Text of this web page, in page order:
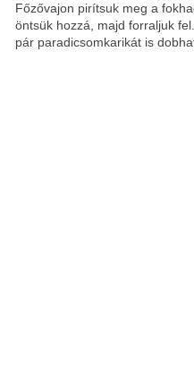
Főzővajon pirítsuk meg a
öntsük hozzá, majd forraljuk
pár paradicsomkarikát is